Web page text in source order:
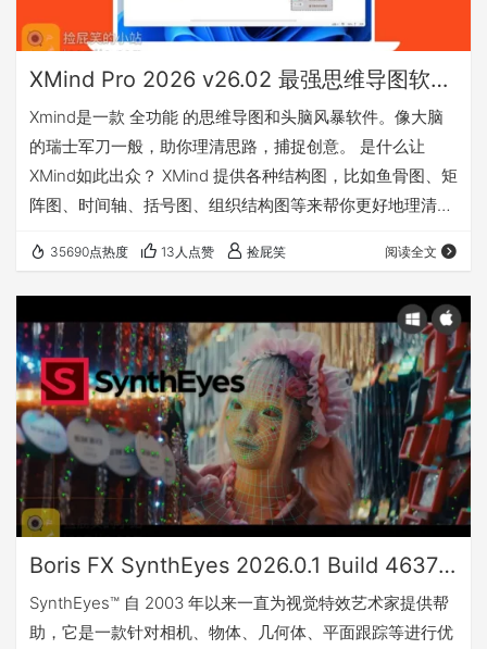
XMind Pro 2026 v26.02 最强思维导图软件(Win&Mac)
Xmind是一款 全功能 的思维导图和头脑风暴软件。像大脑
的瑞士军刀一般，助你理清思路，捕捉创意。 是什么让
XMind如此出众？ XMind 提供各种结构图，比如鱼骨图、矩
阵图、时间轴、括号图、组织结构图等来帮你更好地理清复
度的对比分析，更直观地进行里程碑的记录和事项的安排。
点击前往：Xmind中文官网 我有话要说 下载地址
35690点热度 13人点赞 捡屁笑 阅读全文
Boris FX SynthEyes 2026.0.1 Build 4637 镜头跟踪_运动跟踪_摄像机反求软件 (Win&Mac)
SynthEyes™ 自 2003 年以来一直为视觉特效艺术家提供帮
助，它是一款针对相机、物体、几何体、平面跟踪等进行优